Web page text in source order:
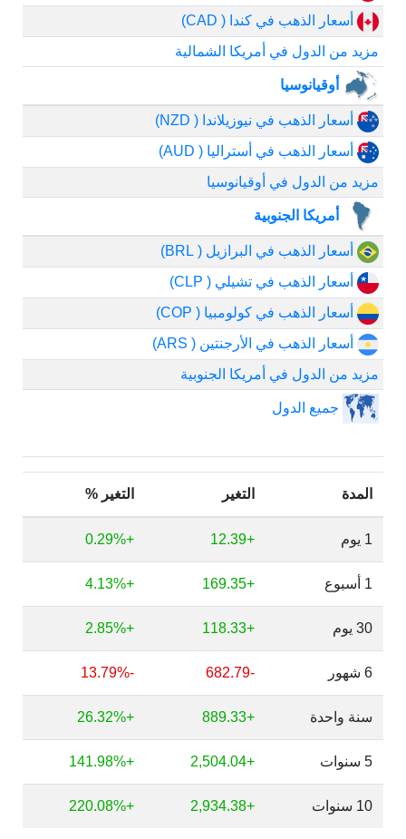
أسعار الذهب في كندا ( CAD)
مزيد من الدول في أمريكا الشمالية
أوقيانوسيا
أسعار الذهب في نيوزيلاندا ( NZD)
أسعار الذهب في أستراليا ( AUD)
مزيد من الدول في أوقيانوسيا
أمريكا الجنوبية
أسعار الذهب في البرازيل ( BRL)
أسعار الذهب في تشيلي ( CLP)
أسعار الذهب في كولومبيا ( COP)
أسعار الذهب في الأرجنتين ( ARS)
مزيد من الدول في أمريكا الجنوبية
جميع الدول
المدة التغير التغير %
1 يوم +12.39
+0.29%
1 أسبوع +169.35
+4.13%
30 يوم +118.33
+2.85%
6 شهور -682.79
-13.79%
سنة واحدة +889.33
+26.32%
5 سنوات +2,504.04
+141.98%
10 سنوات +2,934.38
+220.08%